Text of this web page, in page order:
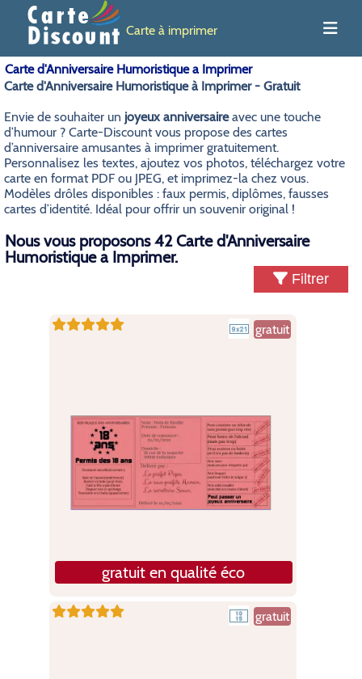
Carte à imprimer
Carte d'Anniversaire Humoristique a Imprimer
Carte d'Anniversaire Humoristique à Imprimer - Gratuit
Envie de souhaiter un joyeux anniversaireavec une touche
d’humour ? Carte-Discount vous propose des cartes
d’anniversaire amusantes à imprimer gratuitement.
Personnalisez les textes, ajoutez vos photos, téléchargez votre
carte en format PDF ou JPEG, et imprimez-la chez vous.
Modèles drôles disponibles : faux permis, diplômes, fausses
cartes d’identité. Idéal pour offrir un souvenir original !
Nous vous proposons 42 Carte d'Anniversaire
Humoristique a Imprimer.
Filtrer
gratuit
gratuit en qualité éco
gratuit